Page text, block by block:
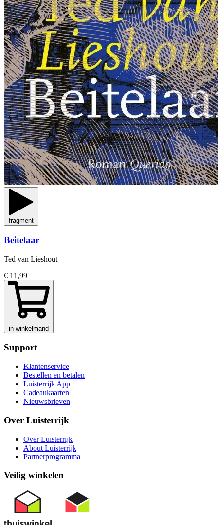
fragment
Beitelaar
Ted van Lieshout
€ 11,99
in winkelmand
Support
Klantenservice
Bestellen en betalen
Luisterrijk App
Cadeaukaarten
Nieuwsbrieven
Over Luisterrijk
Over Luisterrijk
About Luisterrijk
Partnerprogramma
Veilig winkelen